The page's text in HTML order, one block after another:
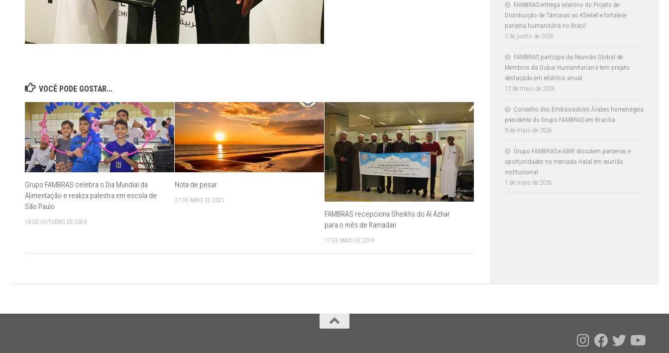
VOCÊ PODE GOSTAR...
Grupo FAMBRAS celebra o Dia Mundial da
Alimentação e realiza palestra em escola de
São Paulo
18 DE OUTUBRO DE 2024
Nota de pesar
27 DE MAIO DE 2021
FAMBRAS recepciona Sheikhs do Al Azhar
para o mês de Ramadan
17 DE MAIO DE 2019
FAMBRAS entrega relatório do Projeto de
Distribuição de Tâmaras ao KSrelief e fortalece
parceria humanitária no Brasil
2 de junho de 2026
FAMBRAS participa da Reunião Global de
Membros da Dubai Humanitarian e tem projeto
destacado em relatório anual
12 de maio de 2026
Conselho dos Embaixadores Árabes homenageia
presidente do Grupo FAMBRAS em Brasília
9 de maio de 2026
Grupo FAMBRAS e ABIR discutem parcerias e
oportunidades no mercado Halal em reunião
institucional
1 de maio de 2026